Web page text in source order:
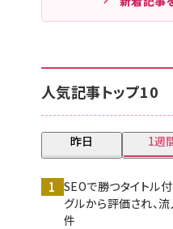
人気記事トップ10
昨日 1週
SEOで勝つタイトル
グルから評価され、
件